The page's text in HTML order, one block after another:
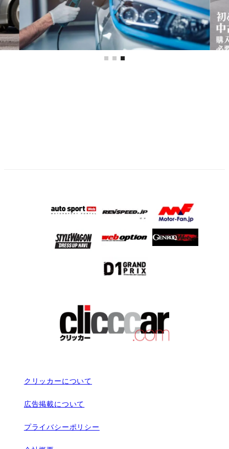
クリッカーについて
広告掲載について
プライバシーポリシー